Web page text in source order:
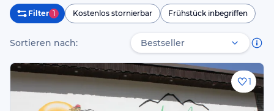
Filter 1 Kostenlos stornierbar Frühstück inbegriffen
Sortieren nach:
1